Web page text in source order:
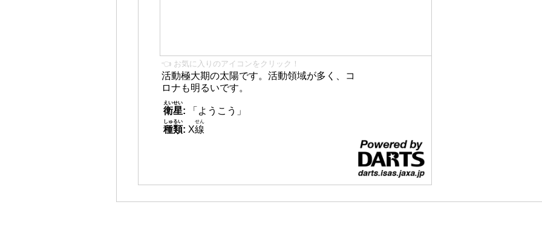
👈 お気に入りのアイコンをクリック！
活動極大期の太陽です。活動領域が多く、コ
ロナも明るいです。
衛星
えいせい
:
「ようこう」
種類
しゅるい
: X線
せん